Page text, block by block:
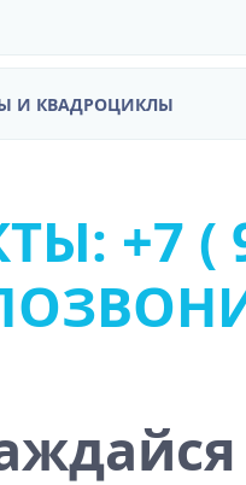
И КВАДРОЦИКЛЫ
+7 (